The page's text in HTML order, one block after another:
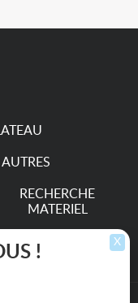
AUTRES
RECHERCHE
MATERIEL
X
!